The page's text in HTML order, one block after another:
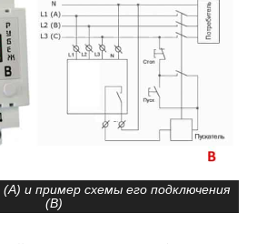
и пример схемы его подключения
(В)